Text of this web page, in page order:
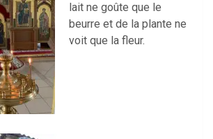
lait ne goûte que le
beurre et de la plante ne
voit que la fleur.